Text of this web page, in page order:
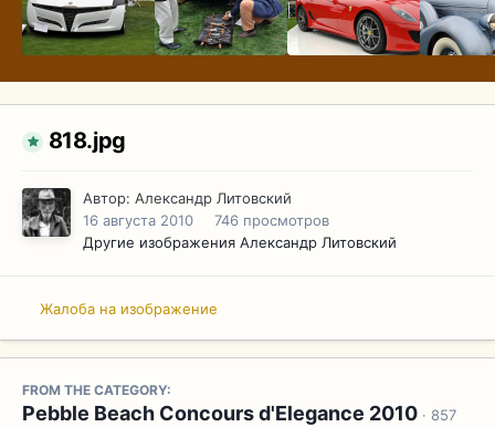
818.jpg
Автор: Александр Литовский
16 августа 2010
746 просмотров
Другие изображения Александр Литовский
Жалоба на изображение
FROM THE CATEGORY:
Pebble Beach Concours d'Elegance 2010 · 857